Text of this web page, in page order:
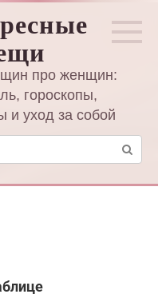
про женщин:
гороскопы,
и уход за собой